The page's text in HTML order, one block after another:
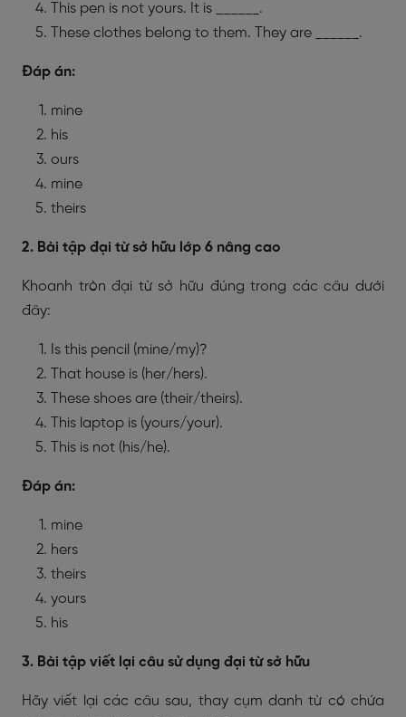
This pen is not yours. It is ______.
These clothes belong to them. They are ______.
Đáp án:
mine
his
ours
mine
theirs
2. Bài tập đại từ sở hữu lớp 6 nâng cao
Khoanh tròn đại từ sở hữu đúng trong các câu dưới
đây:
Is this pencil (mine/my)?
That house is (her/hers).
These shoes are (their/theirs).
This laptop is (yours/your).
This is not (his/he).
Đáp án:
mine
hers
theirs
yours
his
3. Bài tập viết lại câu sử dụng đại từ sở hữu
Hãy viết lại các câu sau, thay cụm danh từ có chứa